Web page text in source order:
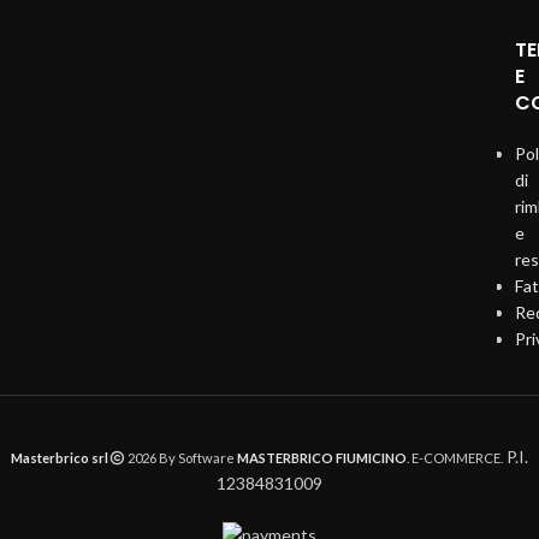
E
di
e
Masterbrico srl 2026 By Software MASTERBRICO FIUMICINO . E-COMMERCE. P.I.
12384831009